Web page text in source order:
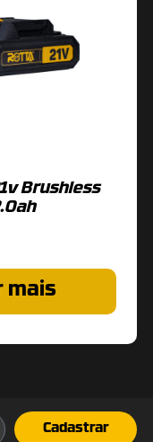
Brushless
mais
Cadastrar